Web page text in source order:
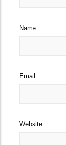
Name:
Email:
Website: